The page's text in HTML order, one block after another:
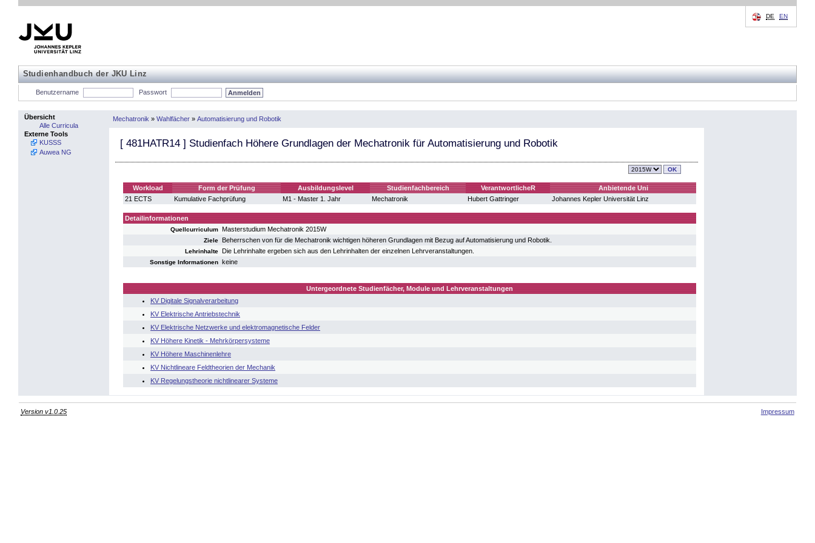
Studienhandbuch der JKU Linz
DE EN
Benutzername Passwort
Übersicht
Alle Curricula
Externe Tools
KUSSS
Auwea NG
Mechatronik » Wahlfächer » Automatisierung und Robotik
[ 481HATR14 ] Studienfach Höhere Grundlagen der Mechatronik für Automatisierung und Robotik
Workload Form der Prüfung Ausbildungslevel Studienfachbereich VerantwortlicheR
Anbietende Uni
21 ECTS
Kumulative Fachprüfung M1 - Master 1. Jahr Mechatronik Hubert Gattringer Johannes Kepler Universität Linz
Detailinformationen
Quellcurriculum Masterstudium Mechatronik 2015W
Ziele Beherrschen von für die Mechatronik wichtigen höheren Grundlagen mit Bezug auf Automatisierung und Robotik.
Lehrinhalte Die Lehrinhalte ergeben sich aus den Lehrinhalten der einzelnen Lehrveranstaltungen.
Sonstige Informationen keine
Untergeordnete Studienfächer, Module und Lehrveranstaltungen
KV Digitale Signalverarbeitung
KV Elektrische Antriebstechnik
KV Elektrische Netzwerke und elektromagnetische Felder
KV Höhere Kinetik - Mehrkörpersysteme
KV Höhere Maschinenlehre
KV Nichtlineare Feldtheorien der Mechanik
KV Regelungstheorie nichtlinearer Systeme
Version v1.0.25 Impressum